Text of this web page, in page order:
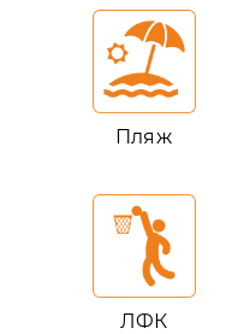
Пляж
ЛФК